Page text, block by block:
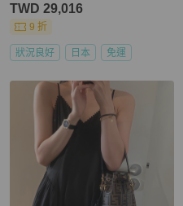
TWD 29,016
9 折
狀況良好 日本 免運